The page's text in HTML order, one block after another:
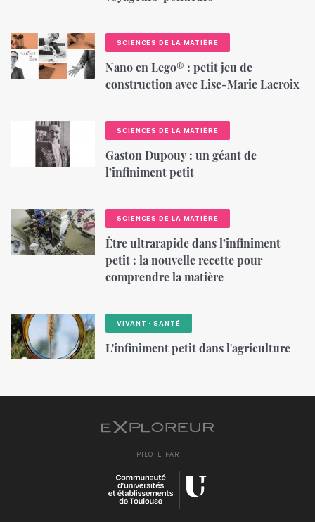
SCIENCES DE LA MATIÈRE
Nano en Lego® : petit jeu de
construction avec Lise-Marie Lacroix
SCIENCES DE LA MATIÈRE
Gaston Dupouy : un géant de
l’infiniment petit
SCIENCES DE LA MATIÈRE
Être ultrarapide dans l’infiniment
petit : la nouvelle recette pour
comprendre la matière
VIVANT・SANTÉ
L'infiniment petit dans l'agriculture
PILOTÉ PAR